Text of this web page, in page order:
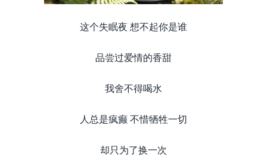
这个失眠夜 想不起你是谁
品尝过爱情的香甜
我舍不得喝水
人总是疯癫 不惜牺牲一切
却只为了换一次